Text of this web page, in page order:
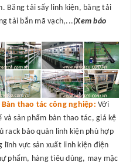
Băng tải sấy linh kiện, băng tải
tải bắn mã vạch,...(Xem báo
Bàn thao tác công nghiệp: Với
sản phẩm bàn thao tác, giá kệ
rack bảo quản linh kiện phù hợp
lĩnh vực sản xuất linh kiện điện
phẩm, hàng tiêu dùng, may mặc